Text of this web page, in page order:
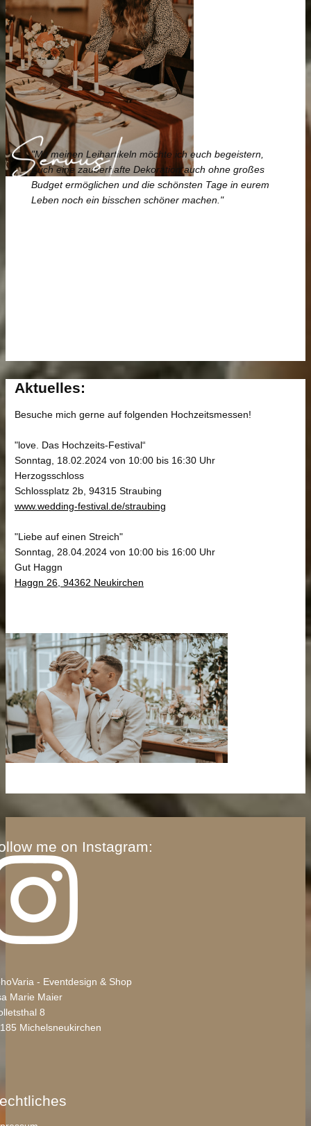
"Mit meinen Leihartikeln möchte ich euch begeistern,
Euch eine zauberhafte Dekoration auch ohne großes
Budget ermöglichen und die schönsten Tage in eurem
Leben noch ein bisschen schöner machen."
Aktuelles:
Besuche mich gerne auf folgenden Hochzeitsmessen!
"love. Das Hochzeits-Festival“
Sonntag, 18.02.2024 von 10:00 bis 16:30 Uhr
Herzogsschloss
Schlossplatz 2b, 94315 Straubing
www.wedding-festival.de/straubing
"Liebe auf einen Streich"
Sonntag, 28.04.2024 von 10:00 bis 16:00 Uhr
Gut Haggn
Haggn 26, 94362 Neukirchen
me on Instagram:
- Eventdesign & Shop
Marie Maier
8
Michelsneukirchen